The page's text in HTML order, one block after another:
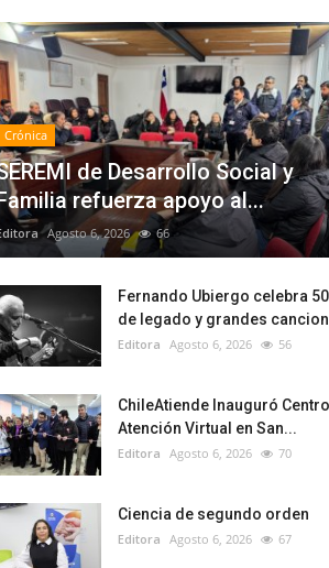
Crónica
de Desarrollo Social y
refuerza apoyo al...
Agosto 6, 2026 66
Fernando Ubiergo celebra
de legado y grandes
Editora Agosto 6, 2026 56
ChileAtiende Inauguró
Atención Virtual en San...
Editora Agosto 6, 2026 70
Ciencia de segundo orden
Editora Agosto 6, 2026 67